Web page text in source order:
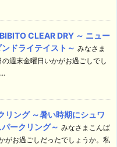
CLEAR DRY ～ ニュー
ドライテイスト～ みなさま
週末金曜日いかがお過ごしでし
リング ～暑い時期にシュワ
ークリング～ みなさまこんば
がお過ごしだったでしょうか。私